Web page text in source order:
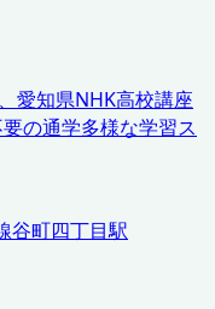
愛知県NHK高校講座
の通学多様な学習ス
谷町四丁目駅